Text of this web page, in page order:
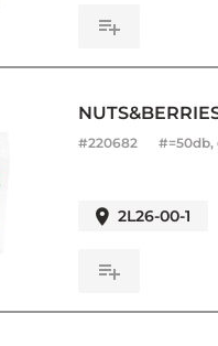
#220682
2L26-00-1